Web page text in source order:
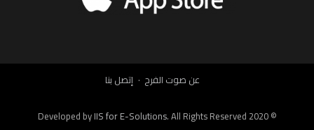
عن صوت الفرح إتصل بنا
© Developed by
IIS for E-Solutions. All Rights Reserved 2020